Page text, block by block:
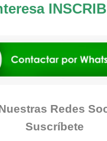
Redes
Suscríbete